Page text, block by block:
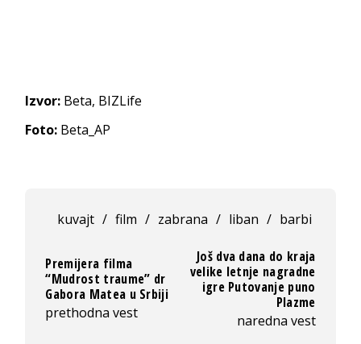
Izvor: Beta, BIZLife
Foto: Beta_AP
kuvajt / film / zabrana / liban / barbi
Premijera filma
“Mudrost traume” dr
Gabora Matea u Srbiji
prethodna vest
Još dva dana do kraja
velike letnje nagradne
igre Putovanje puno
Plazme
naredna vest